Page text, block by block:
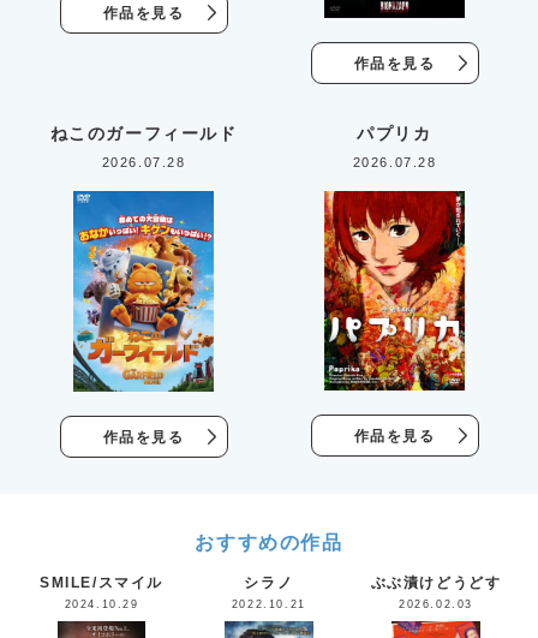
作品を見る
作品を見る
ねこのガーフィールド
2026.07.28
作品を見る
パプリカ
2026.07.28
作品を見る
おすすめの作品
SMILE/スマイル
2024.10.29
シラノ
2022.10.21
ぶぶ漬けどうどす
2026.02.03